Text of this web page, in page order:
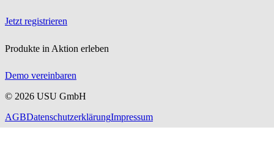
Jetzt registrieren
Produkte in Aktion erleben
Demo vereinbaren
© 2026 USU GmbH
AGBDatenschutzerklärungImpressum